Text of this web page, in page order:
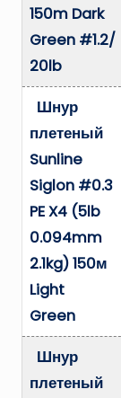
150m Dark
Green #1.2/
20lb
Шнур
плетеный
Sunline
Siglon #0.3
PE X4 (5lb
0.094mm
2.1kg) 150м
Light
Green
Шнур
плетеный